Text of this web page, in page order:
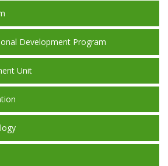
Development Program
Unit